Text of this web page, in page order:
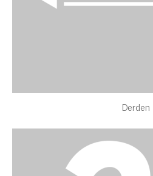
Derden